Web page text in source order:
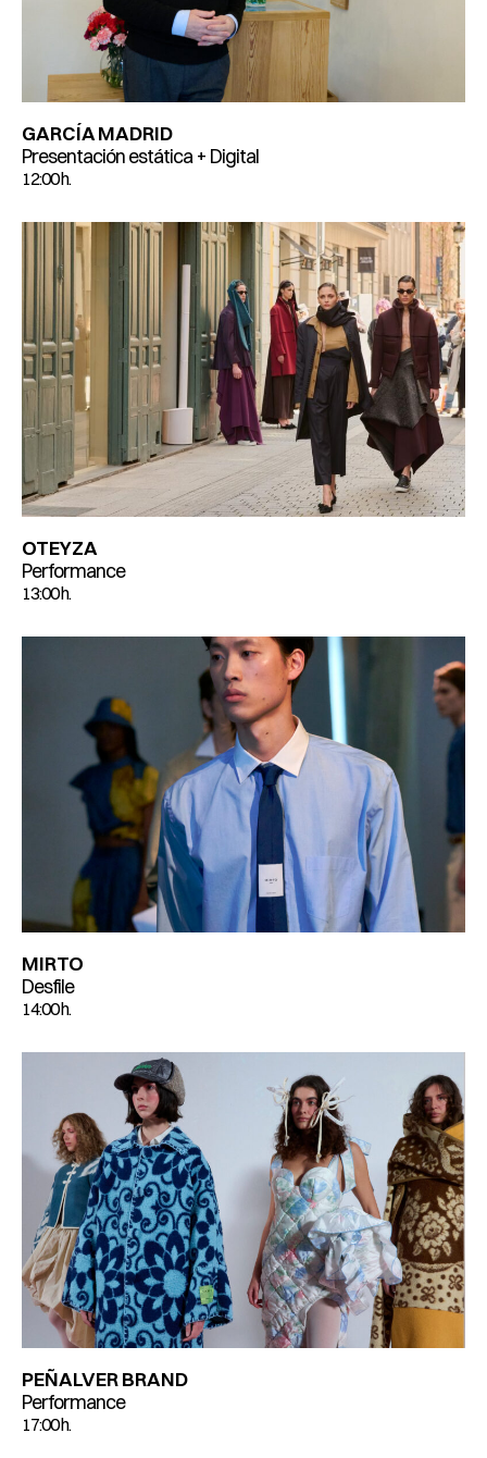
GARCÍA MADRID
Presentación estática + Digital
12:00 h.
OTEYZA
Performance
13:00 h.
MIRTO
Desfile
14:00 h.
PEÑALVER BRAND
Performance
17:00 h.